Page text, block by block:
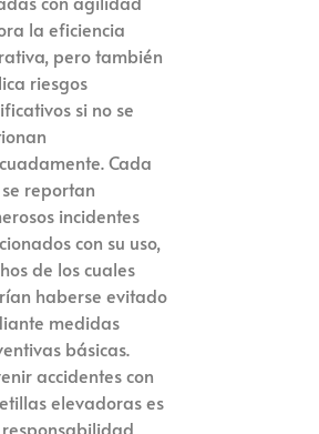
la eficiencia
pero también
riesgos
si no se
Cada
reportan
incidentes
con su uso,
de los cuales
haberse evitado
medidas
básicas.
accidentes con
elevadoras es